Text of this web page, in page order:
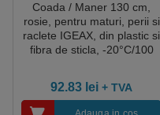
Coada / Maner 130 cm,
rosie, pentru maturi, perii si
raclete IGEAX, din plastic si
fibra de sticla, -20°C/100
certificata HACCP, FDA
92.83 lei + TVA